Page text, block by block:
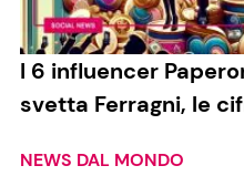
I 6 influencer
svetta Ferragni, le
NEWS DAL MONDO